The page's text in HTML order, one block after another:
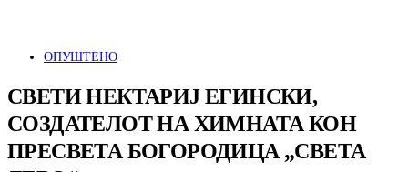
ОПУШТЕНО
СВЕТИ НЕКТАРИЈ ЕГИНСКИ,
СОЗДАТЕЛОТ НА ХИМНАТА КОН
ПРЕСВЕТА БОГОРОДИЦА „СВЕТА